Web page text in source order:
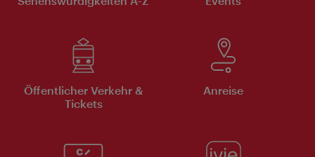
Öffentlicher Verkehr &
Tickets
Anreise